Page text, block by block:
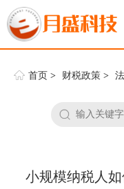
首页 > 财税政策 >
小规模纳税人